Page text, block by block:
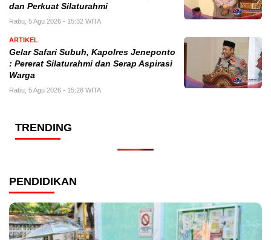
dan Perkuat Silaturahmi
Rabu, 5 Agu 2026 - 15:32 WITA
ARTIKEL
Gelar Safari Subuh, Kapolres Jeneponto
: Pererat Silaturahmi dan Serap Aspirasi
Warga
Rabu, 5 Agu 2026 - 15:28 WITA
TRENDING
PENDIDIKAN